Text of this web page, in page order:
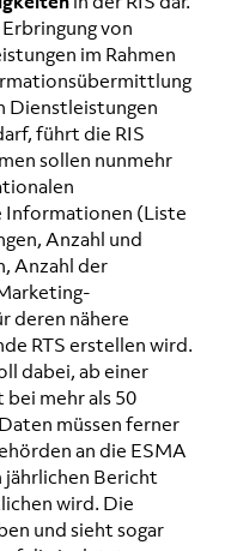
von
im Rahmen
Dienstleistungen
führt die RIS
sollen nunmehr
Informationen (Liste
Anzahl und
Anzahl der
deren nähere
RTS erstellen wird.
dabei, ab einer
mehr als 50
müssen ferner
an die ESMA
Bericht
wird. Die
und sieht sogar